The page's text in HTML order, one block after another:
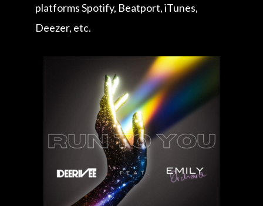
platforms Spotify, Beatport, iTunes,
Deezer, etc.